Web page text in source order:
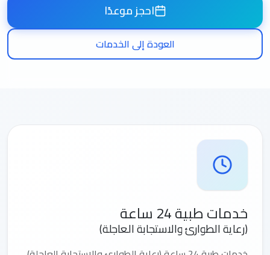
احجز موعدًا
العودة إلى الخدمات
خدمات طبية 24 ساعة
(رعاية الطوارئ والاستجابة العاجلة)